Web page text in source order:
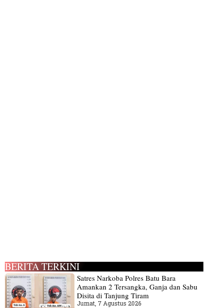
BERITA TERKINI
Satres Narkoba Polres Batu Bara
Amankan 2 Tersangka, Ganja dan Sabu
Disita di Tanjung Tiram
Jumat, 7 Agustus 2026